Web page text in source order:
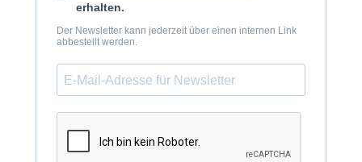
erhalten.
Der Newsletter kann jederzeit über einen internen Link
abbestellt werden.